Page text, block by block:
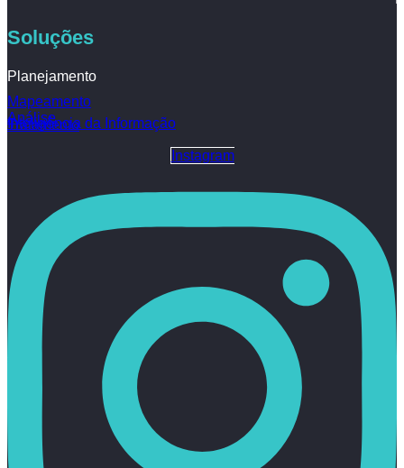
Soluções
Planejamento
Mapeamento
Análise
Tratamento
Inteligência da Informação
Instagram